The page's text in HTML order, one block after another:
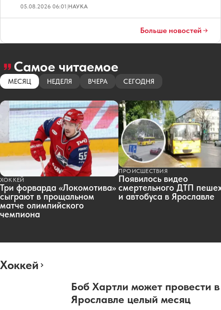
05.08.2026 06:01|НАУКА
Больше новостей
Самое читаемое
МЕСЯЦ НЕДЕЛЯ ВЧЕРА СЕГОДНЯ
ХОККЕЙ
Три форварда «Локомотива»
сыграют в прощальном
матче олимпийского
чемпиона
ПРОИСШЕСТВИЯ
Появилось видео
смертельного ДТП
и автобуса в Ярославле
Хоккей
Боб Хартли может провести в
Ярославле целый месяц